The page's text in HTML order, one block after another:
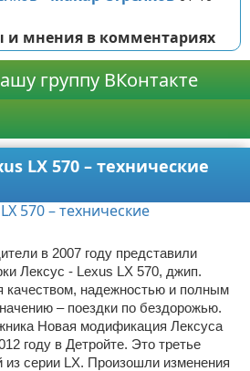
мнения в комментариях
группу ВКонтакте
LX 570 – технические
в 2007 году представили
Лексус - Lexus LX 570, джип.
качеством, надежностью и полным
– поездки по бездорожью.
Новая модификация Лексуса
году в Детройте. Это третье
из серии LX. Произошли изменения